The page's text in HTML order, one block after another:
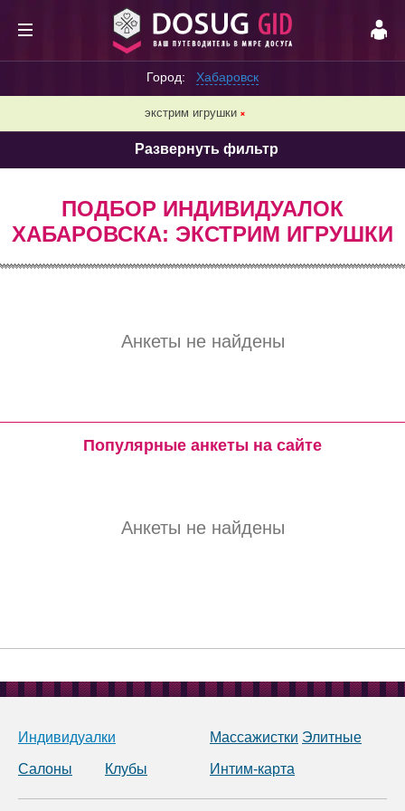
Город: Хабаровск
экстрим игрушки ❌
Развернуть фильтр
ПОДБОР ИНДИВИДУАЛОК
ХАБАРОВСКА: ЭКСТРИМ ИГРУШКИ
Анкеты не найдены
Популярные анкеты на сайте
Анкеты не найдены
Индивидуалки
Салоны Клубы
Массажистки Элитные
Интим-карта